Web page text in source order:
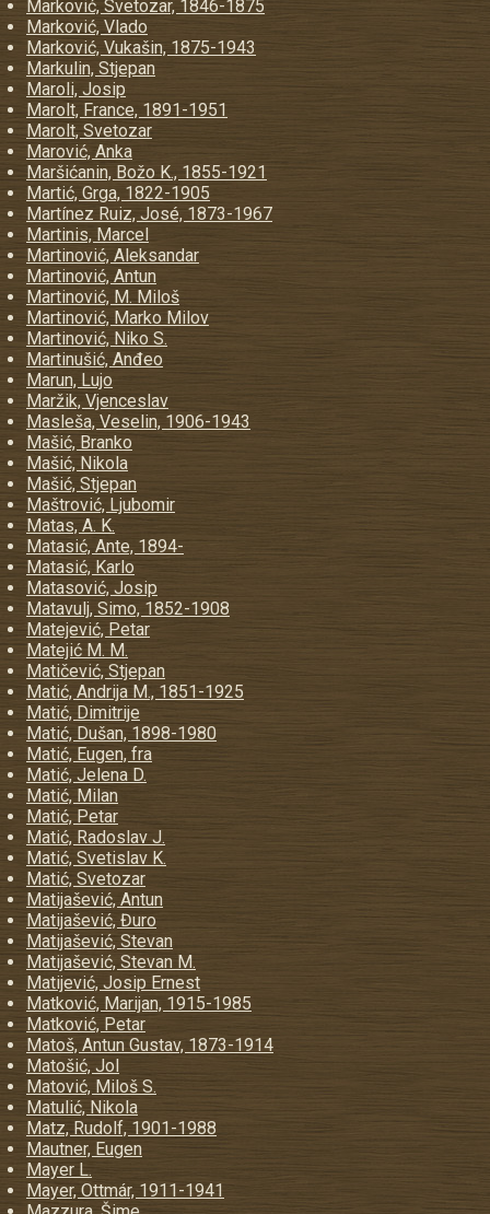
Marković, Svetozar, 1846-1875
Marković, Vlado
Marković, Vukašin, 1875-1943
Markulin, Stjepan
Maroli, Josip
Marolt, France, 1891-1951
Marolt, Svetozar
Marović, Anka
Maršićanin, Božo K., 1855-1921
Martić, Grga, 1822-1905
Martínez Ruiz, José, 1873-1967
Martinis, Marcel
Martinović, Aleksandar
Martinović, Antun
Martinović, M. Miloš
Martinović, Marko Milov
Martinović, Niko S.
Martinušić, Anđeo
Marun, Lujo
Maržik, Vjenceslav
Masleša, Veselin, 1906-1943
Mašić, Branko
Mašić, Nikola
Mašić, Stjepan
Maštrović, Ljubomir
Matas, A. K.
Matasić, Ante, 1894-
Matasić, Karlo
Matasović, Josip
Matavulj, Simo, 1852-1908
Matejević, Petar
Matejić M. M.
Matičević, Stjepan
Matić, Andrija M., 1851-1925
Matić, Dimitrije
Matić, Dušan, 1898-1980
Matić, Eugen, fra
Matić, Jelena D.
Matić, Milan
Matić, Petar
Matić, Radoslav J.
Matić, Svetislav K.
Matić, Svetozar
Matijašević, Antun
Matijašević, Đuro
Matijašević, Stevan
Matijašević, Stevan M.
Matijević, Josip Ernest
Matković, Marijan, 1915-1985
Matković, Petar
Matoš, Antun Gustav, 1873-1914
Matošić, Jol
Matović, Miloš S.
Matulić, Nikola
Matz, Rudolf, 1901-1988
Mautner, Eugen
Mayer L.
Mayer, Ottmár, 1911-1941